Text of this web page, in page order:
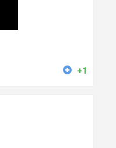
+1